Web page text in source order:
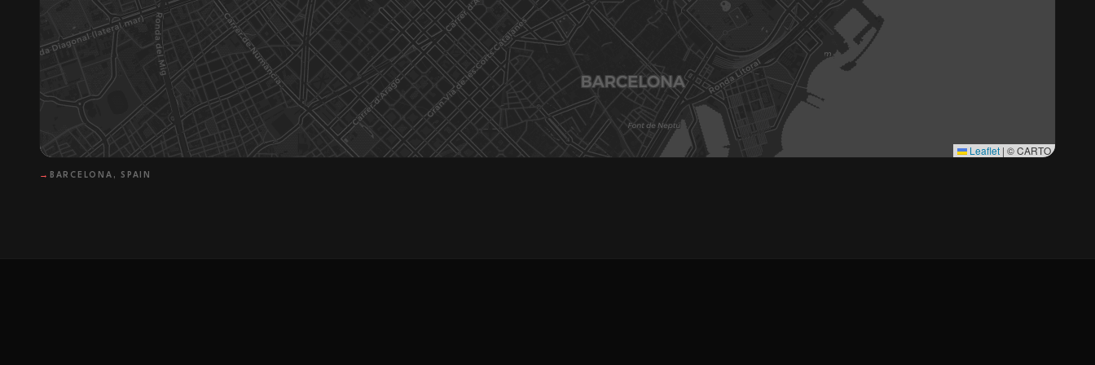
Leaflet | © CARTO
→ BARCELONA, SPAIN